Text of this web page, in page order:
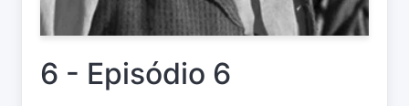
6 - Episódio 6